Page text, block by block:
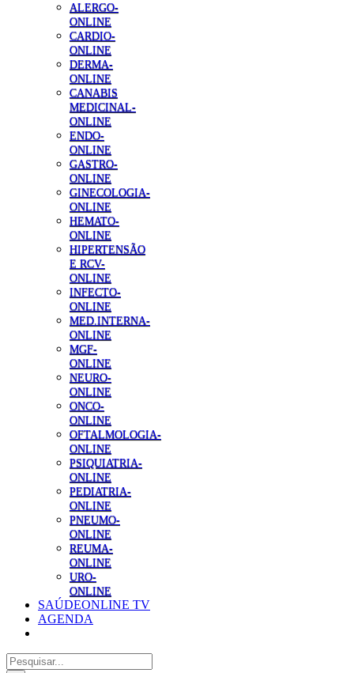
ALERGO-
ONLINE
CARDIO-
ONLINE
DERMA-
ONLINE
CANABIS
MEDICINAL-
ONLINE
ENDO-
ONLINE
GASTRO-
ONLINE
GINECOLOGIA-
ONLINE
HEMATO-
ONLINE
HIPERTENSÃO
E RCV-
ONLINE
INFECTO-
ONLINE
MED.INTERNA-
ONLINE
MGF-
ONLINE
NEURO-
ONLINE
ONCO-
ONLINE
OFTALMOLOGIA-
ONLINE
PSIQUIATRIA-
ONLINE
PEDIATRIA-
ONLINE
PNEUMO-
ONLINE
REUMA-
ONLINE
URO-
ONLINE
SAÚDEONLINE TV
AGENDA
Pesquisar